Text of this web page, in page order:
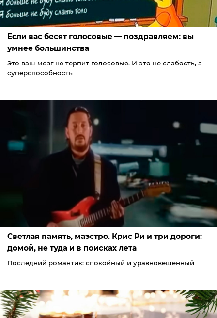
Если вас бесят голосовые — поздравляем: вы
умнее большинства
Это ваш мозг не терпит голосовые. И это не слабость, а
суперспособность
Светлая память, маэстро. Крис Ри и три дороги:
домой, не туда и в поисках лета
Последний романтик: спокойный и уравновешенный